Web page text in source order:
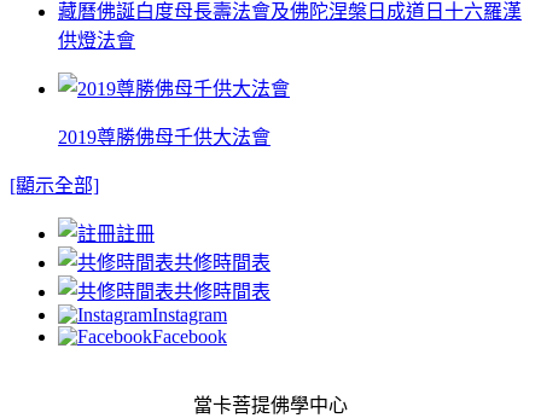
藏曆佛誕白度母長壽法會及佛陀涅槃日成道日十六羅漢
供燈法會
2019尊勝佛母千供大法會
[顯示全部]
註冊
共修時間表
共修時間表
Instagram
Facebook
當卡菩提佛學中心